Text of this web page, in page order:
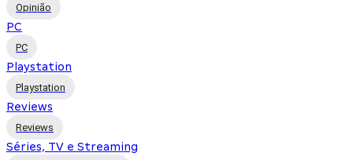
Opinião
PC
PC
Playstation
Playstation
Reviews
Reviews
Séries, TV e Streaming